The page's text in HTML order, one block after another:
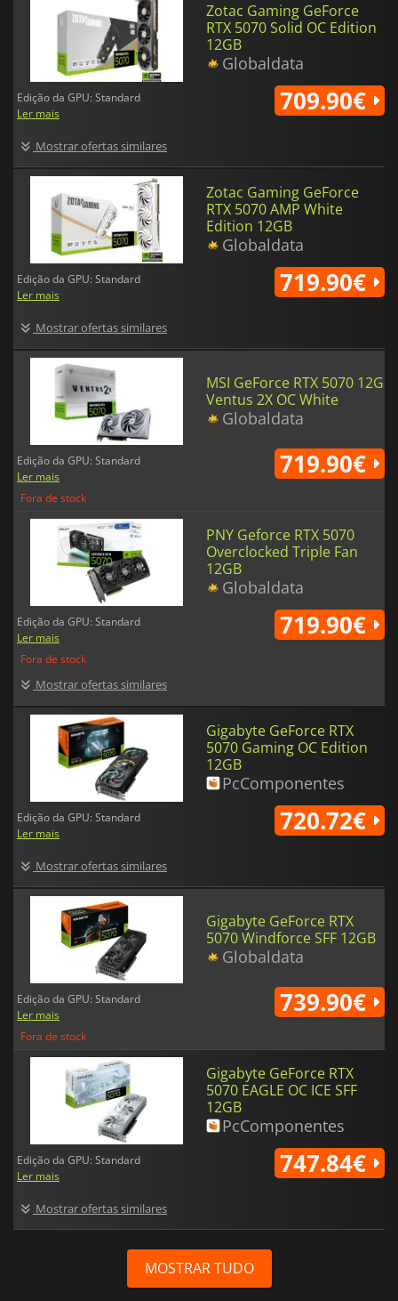
Zotac Gaming GeForce
RTX 5070 Solid OC Edition
12GB
Globaldata
Edição da GPU: Standard
Ler mais
Mostrar ofertas similares
709.90€
Zotac Gaming GeForce
RTX 5070 AMP White
Edition 12GB
Globaldata
Edição da GPU: Standard
Ler mais
Mostrar ofertas similares
719.90€
MSI GeForce RTX 5070 12G
Ventus 2X OC White
Globaldata
Edição da GPU: Standard
Ler mais
Fora de stock
719.90€
PNY Geforce RTX 5070
Overclocked Triple Fan
12GB
Globaldata
Edição da GPU: Standard
Ler mais
Fora de stock
Mostrar ofertas similares
719.90€
Gigabyte GeForce RTX
5070 Gaming OC Edition
12GB
PcComponentes
Edição da GPU: Standard
Ler mais
Mostrar ofertas similares
720.72€
Gigabyte GeForce RTX
5070 Windforce SFF 12GB
Globaldata
Edição da GPU: Standard
Ler mais
Fora de stock
739.90€
Gigabyte GeForce RTX
5070 EAGLE OC ICE SFF
12GB
PcComponentes
Edição da GPU: Standard
Ler mais
Mostrar ofertas similares
747.84€
MOSTRAR TUDO